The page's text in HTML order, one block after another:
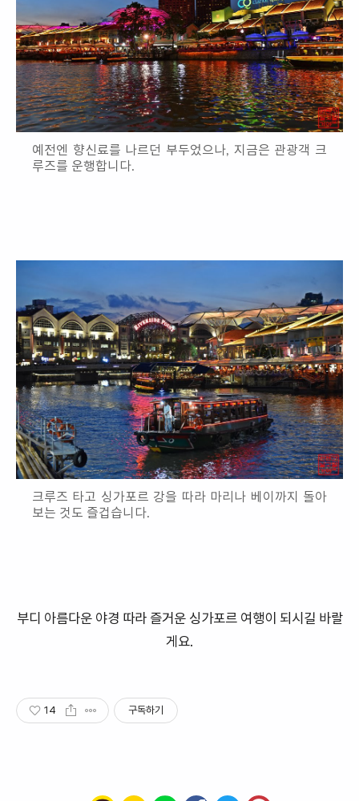
예전엔 향신료를 나르던 부두었으나, 지금은 관광객 크
루즈를 운행합니다.
크루즈 타고 싱가포르 강을 따라 마리나 베이까지 돌아
보는 것도 즐겁습니다.
부디 아름다운 야경 따라 즐거운 싱가포르 여행이 되시길 바랄
게요.
14 구독하기